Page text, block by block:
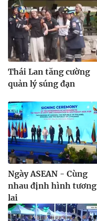
Thái Lan tăng cường
quản lý súng đạn
Ngày ASEAN - Cùng
nhau định hình tương
lai